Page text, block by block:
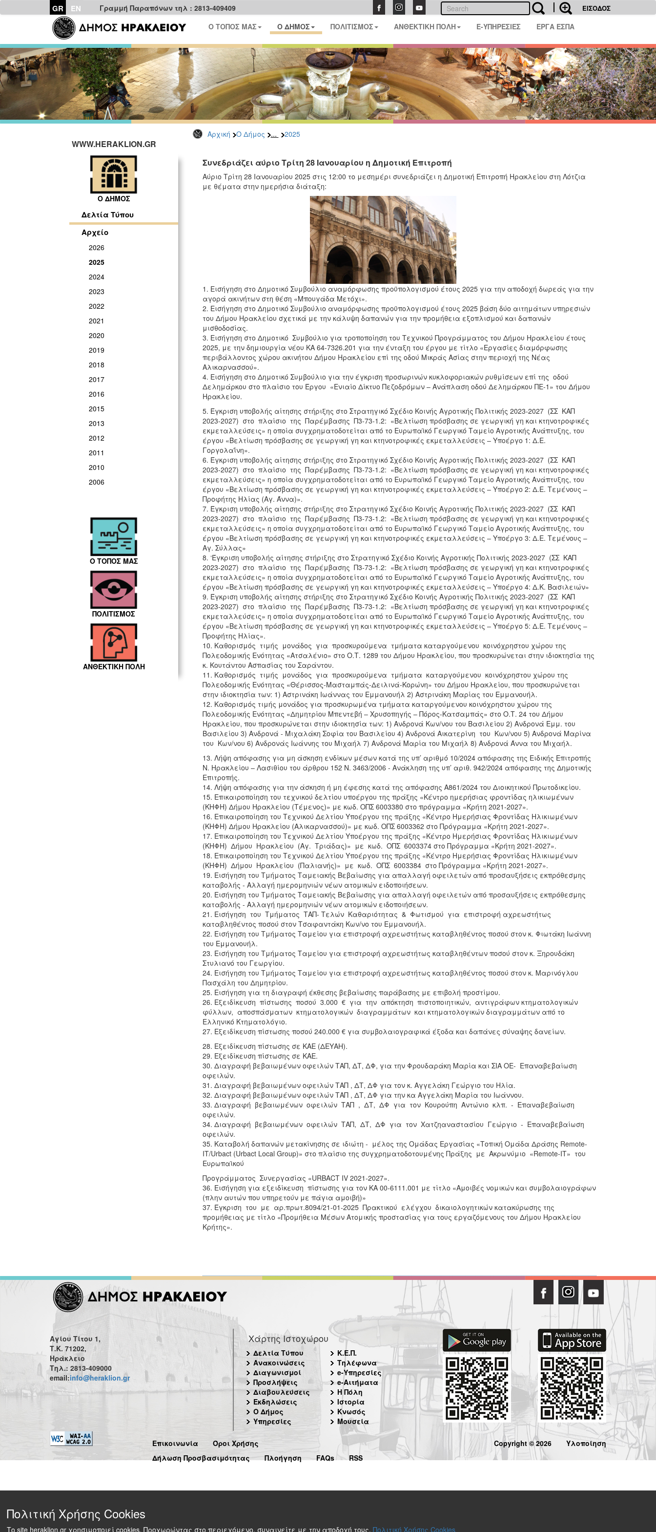
GR EN Γραμμή Παραπόνων τηλ : 2813-409409 ΕΙΣΟΔΟΣ
Ο ΤΟΠΟΣ ΜΑΣ Ο ΔΗΜΟΣ ΠΟΛΙΤΙΣΜΟΣ ΑΝΘΕΚΤΙΚΗ ΠΟΛΗ E-ΥΠΗΡΕΣΙΕΣ ΕΡΓΑ ΕΣΠΑ
Αρχική Ο Δήμος ... 2025
WWW.HERAKLION.GR
Ο ΔΗΜΟΣ
Δελτία Τύπου
Αρχείο
2026
2025
2024
2023
2022
2021
2020
2019
2018
2017
2016
2015
2013
2012
2011
2010
2006
Ο ΤΟΠΟΣ ΜΑΣ
ΠΟΛΙΤΙΣΜΟΣ
ΑΝΘΕΚΤΙΚΗ ΠΟΛΗ
Συνεδριάζει αύριο Τρίτη 28 Ιανουαρίου η Δημοτική Επιτροπή
Αύριο Τρίτη 28 Ιανουαρίου 2025 στις 12:00 το μεσημέρι συνεδριάζει η Δημοτική Επιτροπή Ηρακλείου στη Λότζια
με θέματα στην ημερήσια διάταξη:
1. Εισήγηση στο Δημοτικό Συμβούλιο αναμόρφωσης προϋπολογισμού έτους 2025 για την αποδοχή δωρεάς για την
αγορά ακινήτων στη θέση «Μπουγάδα Μετόχι».
2. Εισήγηση στο Δημοτικό Συμβούλιο αναμόρφωσης προϋπολογισμού έτους 2025 βάση δύο αιτημάτων υπηρεσιών
του Δήμου Ηρακλείου σχετικά με την κάλυψη δαπανών για την προμήθεια εξοπλισμού και δαπανών
μισθοδοσίας.
3. Εισήγηση στο Δημοτικό Συμβούλιο για τροποποίηση του Τεχνικού Προγράμματος του Δήμου Ηρακλείου έτους
2025, με την δημιουργία νέου ΚΑ 64-7326.201 για την ένταξη του έργου με τίτλο «Εργασίες διαμόρφωσης
περιβάλλοντος χώρου ακινήτου Δήμου Ηρακλείου επί της οδού Μικράς Ασίας στην περιοχή της Νέας
Αλικαρνασσού».
4. Εισήγηση στο Δημοτικό Συμβούλιο για την έγκριση προσωρινών κυκλοφοριακών ρυθμίσεων επί της οδού
Δελημάρκου στο πλαίσιο του Έργου «Ενιαίο Δίκτυο Πεζοδρόμων – Ανάπλαση οδού Δελημάρκου ΠΕ-1» του Δήμου
Ηρακλείου.
5. Έγκριση υποβολής αίτησης στήριξης στο Στρατηγικό Σχέδιο Κοινής Αγροτικής Πολιτικής 2023-2027 (ΣΣ ΚΑΠ
2023-2027) στο πλαίσιο της Παρέμβασης Π3-73-1.2: «Βελτίωση πρόσβασης σε γεωργική γη και κτηνοτροφικές
εκμεταλλεύσεις» η οποία συγχρηματοδοτείται από το Ευρωπαϊκό Γεωργικό Ταμείο Αγροτικής Ανάπτυξης, του
έργου «Βελτίωση πρόσβασης σε γεωργική γη και κτηνοτροφικές εκμεταλλεύσεις – Υποέργο 1: Δ.Ε.
Γοργολαΐνη».
6. Έγκριση υποβολής αίτησης στήριξης στο Στρατηγικό Σχέδιο Κοινής Αγροτικής Πολιτικής 2023-2027 (ΣΣ ΚΑΠ
2023-2027) στο πλαίσιο της Παρέμβασης Π3-73-1.2: «Βελτίωση πρόσβασης σε γεωργική γη και κτηνοτροφικές
εκμεταλλεύσεις» η οποία συγχρηματοδοτείται από το Ευρωπαϊκό Γεωργικό Ταμείο Αγροτικής Ανάπτυξης, του
έργου «Βελτίωση πρόσβασης σε γεωργική γη και κτηνοτροφικές εκμεταλλεύσεις – Υποέργο 2: Δ.Ε. Τεμένους –
Προφήτης Ηλίας (Αγ. Άννα)».
7. Έγκριση υποβολής αίτησης στήριξης στο Στρατηγικό Σχέδιο Κοινής Αγροτικής Πολιτικής 2023-2027 (ΣΣ ΚΑΠ
2023-2027) στο πλαίσιο της Παρέμβασης Π3-73-1.2: «Βελτίωση πρόσβασης σε γεωργική γη και κτηνοτροφικές
εκμεταλλεύσεις» η οποία συγχρηματοδοτείται από το Ευρωπαϊκό Γεωργικό Ταμείο Αγροτικής Ανάπτυξης, του
έργου «Βελτίωση πρόσβασης σε γεωργική γη και κτηνοτροφικές εκμεταλλεύσεις – Υποέργο 3: Δ.Ε. Τεμένους –
Αγ. Σύλλας»
8. ‘Έγκριση υποβολής αίτησης στήριξης στο Στρατηγικό Σχέδιο Κοινής Αγροτικής Πολιτικής 2023-2027 (ΣΣ ΚΑΠ
2023-2027) στο πλαίσιο της Παρέμβασης Π3-73-1.2: «Βελτίωση πρόσβασης σε γεωργική γη και κτηνοτροφικές
εκμεταλλεύσεις» η οποία συγχρηματοδοτείται από το Ευρωπαϊκό Γεωργικό Ταμείο Αγροτικής Ανάπτυξης, του
έργου «Βελτίωση πρόσβασης σε γεωργική γη και κτηνοτροφικές εκμεταλλεύσεις – Υποέργο 4: Δ.Κ. Βασιλειών»
9. Έγκριση υποβολής αίτησης στήριξης στο Στρατηγικό Σχέδιο Κοινής Αγροτικής Πολιτικής 2023-2027 (ΣΣ ΚΑΠ
2023-2027) στο πλαίσιο της Παρέμβασης Π3-73-1.2: «Βελτίωση πρόσβασης σε γεωργική γη και κτηνοτροφικές
εκμεταλλεύσεις» η οποία συγχρηματοδοτείται από το Ευρωπαϊκό Γεωργικό Ταμείο Αγροτικής Ανάπτυξης, του
έργου «Βελτίωση πρόσβασης σε γεωργική γη και κτηνοτροφικές εκμεταλλεύσεις – Υποέργο 5: Δ.Ε. Τεμένους –
Προφήτης Ηλίας».
10. Καθορισμός τιμής μονάδος για προσκυρούμενα τμήματα καταργούμενου κοινόχρηστου χώρου της
Πολεοδομικής Ενότητας «Ατσαλένιο» στο Ο.Τ. 1289 του Δήμου Ηρακλείου, που προσκυρώνεται στην ιδιοκτησία της
κ. Κουτάντου Ασπασίας του Σαράντου.
11. Καθορισμός τιμής μονάδος για προσκυρούμενα τμήματα καταργούμενου κοινόχρηστου χώρου της
Πολεοδομικής Ενότητας «Θέρισσος-Μασταμπάς-Δειλινά-Κορώνη» του Δήμου Ηρακλείου, που προσκυρώνεται
στην ιδιοκτησία των: 1) Αστρινάκη Ιωάννας του Εμμανουήλ 2) Αστρινάκη Μαρίας του Εμμανουήλ.
12. Καθορισμός τιμής μονάδος για προσκυρωμένα τμήματα καταργούμενου κοινόχρηστου χώρου της
Πολεοδομικής Ενότητας «Δημητρίου Μπεντεβή – Χρυσοπηγής – Πόρος-Κατσαμπάς» στο Ο.Τ. 24 του Δήμου
Ηρακλείου, που προσκυρώνεται στην ιδιοκτησία των: 1) Ανδρονά Κων/νου του Βασιλείου 2) Ανδρονά Εμμ. του
Βασιλείου 3) Ανδρονά - Μιχαλάκη Σοφία του Βασιλείου 4) Ανδρονά Αικατερίνη του Κων/νου 5) Ανδρονά Μαρίνα
του Κων/νου 6) Ανδρονάς Ιωάννης του Μιχαήλ 7) Ανδρονά Μαρία του Μιχαήλ 8) Ανδρονά Άννα του Μιχαήλ.
13. Λήψη απόφασης για μη άσκηση ενδίκων μέσων κατά της υπ’ αριθμό 10/2024 απόφασης της Ειδικής Επιτροπής
Ν. Ηρακλείου – Λασιθίου του άρθρου 152 Ν. 3463/2006 - Ανάκληση της υπ’ αριθ. 942/2024 απόφασης της Δημοτικής
Επιτροπής.
14. Λήψη απόφασης για την άσκηση ή μη έφεσης κατά της απόφασης Α861/2024 του Διοικητικού Πρωτοδικείου.
15. Επικαιροποίηση του τεχνικού δελτίου υποέργου της πράξης «Κέντρο ημερήσιας φροντίδας ηλικιωμένων
(ΚΗΦΗ) Δήμου Ηρακλείου (Τέμενος)» με κωδ. ΟΠΣ 6003380 στο πρόγραμμα «Κρήτη 2021-2027».
16. Επικαιροποίηση του Τεχνικού Δελτίου Υποέργου της πράξης «Κέντρο Ημερήσιας Φροντίδας Ηλικιωμένων
(ΚΗΦΗ) Δήμου Ηρακλείου (Αλικαρνασσού)» με κωδ. ΟΠΣ 6003362 στο Πρόγραμμα «Κρήτη 2021-2027».
17. Επικαιροποίηση του Τεχνικού Δελτίου Υποέργου της πράξης «Κέντρο Ημερήσιας Φροντίδας Ηλικιωμένων
(ΚΗΦΗ) Δήμου Ηρακλείου (Αγ. Τριάδας)» με κωδ. ΟΠΣ 6003374 στο Πρόγραμμα «Κρήτη 2021-2027».
18. Επικαιροποίηση του Τεχνικού Δελτίου Υποέργου της πράξης «Κέντρο Ημερήσιας Φροντίδας Ηλικιωμένων
(ΚΗΦΗ) Δήμου Ηρακλείου (Παλιανής)» με κωδ. ΟΠΣ 6003384 στο Πρόγραμμα «Κρήτη 2021-2027».
19. Εισήγηση του Τμήματος Ταμειακής Βεβαίωσης για απαλλαγή οφειλετών από προσαυξήσεις εκπρόθεσμης
καταβολής - Αλλαγή ημερομηνιών νέων ατομικών ειδοποιήσεων.
20. Εισήγηση του Τμήματος Ταμειακής Βεβαίωσης για απαλλαγή οφειλετών από προσαυξήσεις εκπρόθεσμης
καταβολής - Αλλαγή ημερομηνιών νέων ατομικών ειδοποιήσεων.
21. Εισήγηση του Τμήματος ΤΑΠ- Τελών Καθαριότητας & Φωτισμού για επιστροφή αχρεωστήτως
καταβληθέντος ποσού στον Τσαφαντάκη Κων/νο του Εμμανουήλ.
22. Εισήγηση του Τμήματος Ταμείου για επιστροφή αχρεωστήτως καταβληθέντος ποσού στον κ. Φιωτάκη Ιωάννη
του Εμμανουήλ.
23. Εισήγηση του Τμήματος Ταμείου για επιστροφή αχρεωστήτως καταβληθέντων ποσού στον κ. Ξηρουδάκη
Στυλιανό του Γεωργίου.
24. Εισήγηση του Τμήματος Ταμείου για επιστροφή αχρεωστήτως καταβληθέντος ποσού στον κ. Μαρινόγλου
Πασχάλη του Δημητρίου.
25. Εισήγηση για τη διαγραφή έκθεσης βεβαίωσης παράβασης με επιβολή προστίμου.
26. Εξειδίκευση πίστωσης ποσού 3.000 € για την απόκτηση πιστοποιητικών, αντιγράφων κτηματολογικών
φύλλων, αποσπάσματων κτηματολογικών διαγραμμάτων και κτηματολογικών διαγραμμάτων από το
Ελληνικό Κτηματολόγιο.
27. Εξειδίκευση πίστωσης ποσού 240.000 € για συμβολαιογραφικά έξοδα και δαπάνες σύναψης δανείων.
28. Εξειδίκευση πίστωσης σε ΚΑΕ (ΔΕΥΑΗ).
29. Εξειδίκευση πίστωσης σε ΚΑΕ.
30. Διαγραφή βεβαιωμένων οφειλών ΤΑΠ, ΔΤ, ΔΦ, για την Φρουδαράκη Μαρία και ΣΙΑ ΟΕ- Επαναβεβαίωση
οφειλών.
31. Διαγραφή βεβαιωμένων οφειλών ΤΑΠ , ΔΤ, ΔΦ για τον κ. Αγγελάκη Γεώργιο του Ηλία.
32. Διαγραφή βεβαιωμένων οφειλών ΤΑΠ , ΔΤ, ΔΦ για την κα Αγγελάκη Μαρία του Ιωάννου.
33. Διαγραφή βεβαιωμένων οφειλών ΤΑΠ , ΔΤ, ΔΦ για τον Κουρούπη Αντώνιο κλπ. - Επαναβεβαίωση
οφειλών.
34. Διαγραφή βεβαιωμένων οφειλών ΤΑΠ, ΔΤ, ΔΦ για τον Χατζηαναστασίου Γεώργιο - Επαναβεβαίωση
οφειλών.
35. Καταβολή δαπανών μετακίνησης σε ιδιώτη - μέλος της Ομάδας Εργασίας «Τοπική Ομάδα Δράσης Remote-
IT/Urbact (Urbact Local Group)» στο πλαίσιο της συγχρηματοδοτουμένης Πράξης με Ακρωνύμιο «Remote-IT» του
Ευρωπαϊκού
Προγράμματος Συνεργασίας «URBACT ΙV 2021-2027».
36. Εισήγηση για εξειδίκευση πίστωσης για τον ΚΑ 00-6111.001 με τίτλο «Αμοιβές νομικών και συμβολαιογράφων
(πλην αυτών που υπηρετούν με πάγια αμοιβή)»
37. Έγκριση του με αρ.πρωτ.8094/21-01-2025 Πρακτικού ελέγχου δικαιολογητικών κατακύρωσης της
προμήθειας με τίτλο «Προμήθεια Μέσων Ατομικής προστασίας για τους εργαζόμενους του Δήμου Ηρακλείου
Κρήτης».
Αγίου Τίτου 1,
Τ.Κ. 71202,
Ηράκλειο
Τηλ.: 2813-409000
email:info@heraklion.gr
Χάρτης Ιστοχώρου
Δελτία Τύπου
Ανακοινώσεις
Διαγωνισμοί
Προσλήψεις
Διαβουλεύσεις
Εκδηλώσεις
Ο Δήμος
Υπηρεσίες
Κ.Ε.Π.
Τηλέφωνα
e-Υπηρεσίες
e-Αιτήματα
Η Πόλη
Ιστορία
Κνωσός
Μουσεία
Επικοινωνία
Όροι Χρήσης
Δήλωση Προσβασιμότητας
Πλοήγηση FAQs RSS
Copyright © 2026 Υλοποίηση
Πολιτική Χρήσης Cookies
Το site heraklion.gr χρησιμοποιεί cookies. Προχωρώντας στο περιεχόμενο, συναινείτε με την αποδοχή τους. Πολιτική Χρήσης Cookies